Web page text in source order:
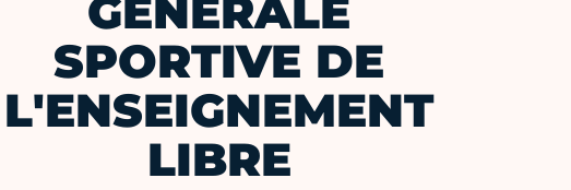
GÉNÉRALE
SPORTIVE DE
L'ENSEIGNEMENT
LIBRE